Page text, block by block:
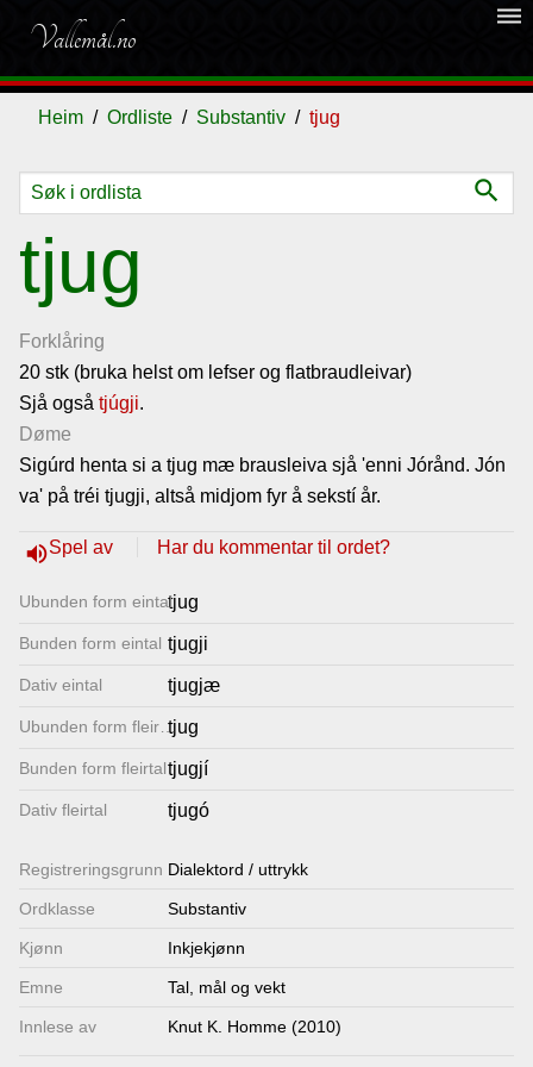
Vallemål.no
dehaze
Heim Ordliste Substantiv tjug
search
tjug
Forklåring
20 stk (bruka helst om lefser og flatbraudleivar)
Sjå også tjúgji.
Døme
Sigúrd henta si a tjug mæ brausleiva sjå 'enni Jórånd. Jón
va' på tréi tjugji, altså midjom fyr å sekstí år.
volume_upSpel av Har du kommentar til ordet?
Ubunden form eintaltjug
Bunden form eintal tjugji
Dativ eintal tjugjæ
Ubunden form fleirtal
tjug
Bunden form fleirtaltjugjí
Dativ fleirtal tjugó
Registrerings­grunn Dialektord / uttrykk
Ordklasse Substantiv
Kjønn Inkjekjønn
Emne Tal, mål og vekt
Innlese av Knut K. Homme (2010)
Ordliste
Om
vallemålet
Gjestebok
Nyhende
Lenkjer
Kontakt
oss